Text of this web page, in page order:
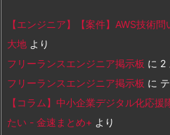
【エンジニア】【案件】AWS技術
大地 より
フリーランスエンジニア掲示板 に 2
フリーランスエンジニア掲示板 に
【コラム】中小企業デジタル化応援
たい - 金速まとめ+ より